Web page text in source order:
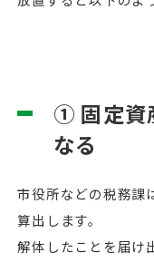
① 固定資
なる
市役所などの税務課
算出します。
解体したことを届け